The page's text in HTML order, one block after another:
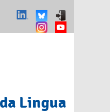
Lingua